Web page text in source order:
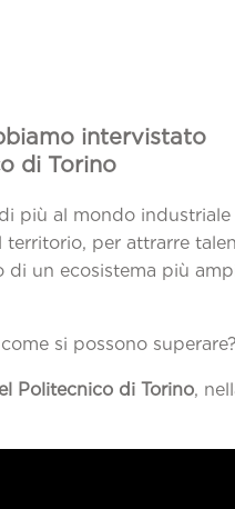
intervistato
di Torino
più al mondo industriale
per attrarre
di un ecosistema più
si possono superare?
Politecnico di Torino,